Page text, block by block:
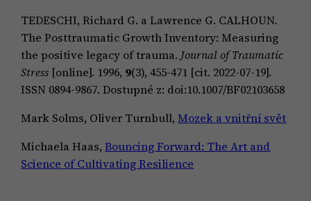
TEDESCHI, Richard G. a Lawrence G. CALHOUN.
The Posttraumatic Growth Inventory: Measuring
the positive legacy of trauma. Journal of Traumatic
Stress [online]. 1996, 9(3), 455-471 [cit. 2022-07-19].
ISSN 0894-9867. Dostupné z: doi:10.1007/BF02103658
Mark Solms, Oliver Turnbull,Mozek a vnitřní svět
Michaela Haas,Bouncing Forward: The Art and
Science of Cultivating Resilience